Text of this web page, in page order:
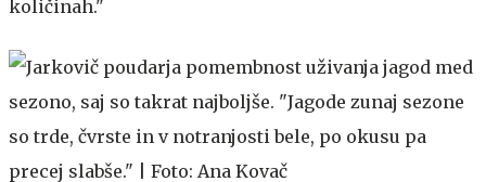
količinah."